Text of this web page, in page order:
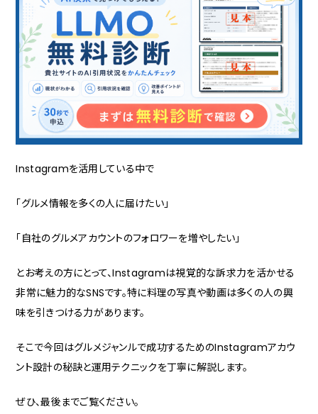
Instagramを活用している中で
「グルメ情報を多くの人に届けたい」
「自社のグルメアカウントのフォロワーを増やしたい」
とお考えの方にとって、Instagramは視覚的な訴求力を活かせる
非常に魅力的なSNSです。特に料理の写真や動画は多くの人の興
味を引きつける力があります。
そこで今回はグルメジャンルで成功するためのInstagramアカウ
ント設計の秘訣と運用テクニックを丁寧に解説します。
ぜひ、最後までご覧ください。